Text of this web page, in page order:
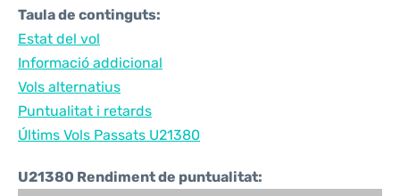
Taula de continguts:
Estat del vol
Informació addicional
Vols alternatius
Puntualitat i retards
Últims Vols Passats U21380
U21380 Rendiment de puntualitat: